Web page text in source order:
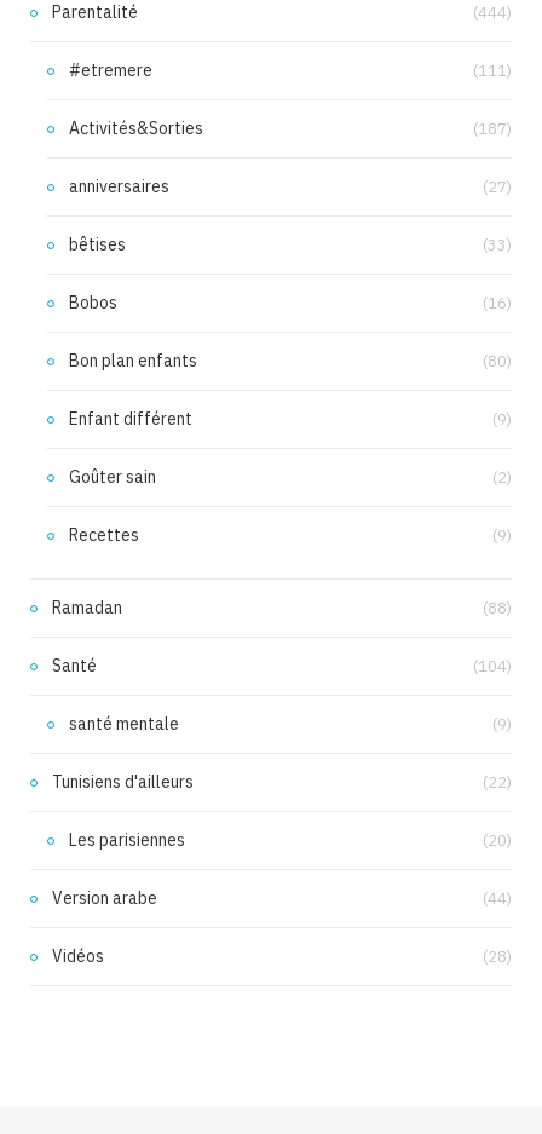
Parentalité (444)
#etremere (111)
Activités&Sorties (187)
anniversaires (27)
bêtises (33)
Bobos (16)
Bon plan enfants (80)
Enfant différent (9)
Goûter sain (2)
Recettes (9)
Ramadan (88)
Santé (104)
santé mentale (9)
Tunisiens d'ailleurs (22)
Les parisiennes (20)
Version arabe (44)
Vidéos (28)